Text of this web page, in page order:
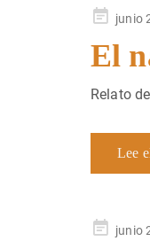
Publicado
junio
El
Relato
Lee
Publicado
junio